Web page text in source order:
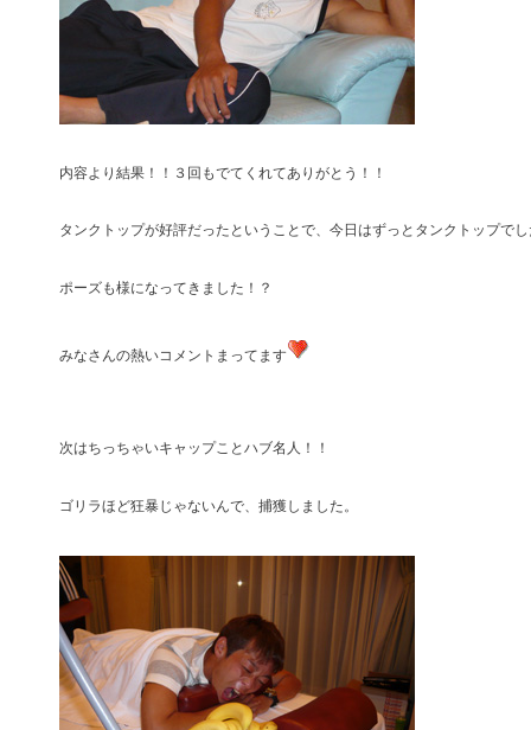
内容より結果！！３回もでてくれてありがとう！！
タンクトップが好評だったということで、今日はずっとタンクトップで
ポーズも様になってきました！？
みなさんの熱いコメントまってます
次はちっちゃいキャップことハブ名人！！
ゴリラほど狂暴じゃないんで、捕獲しました。